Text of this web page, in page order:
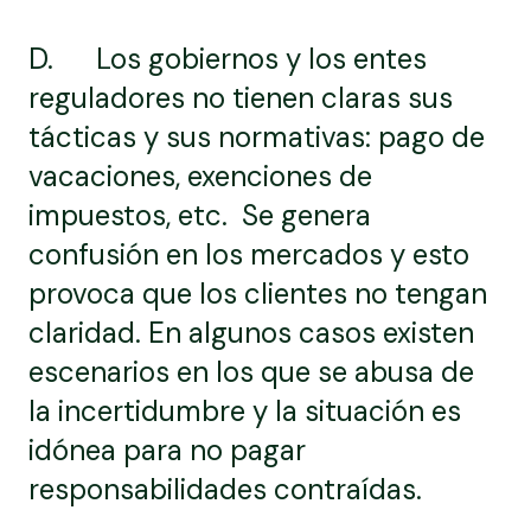
D. Los gobiernos y los entes
reguladores no tienen claras sus
tácticas y sus normativas: pago de
vacaciones, exenciones de
impuestos, etc. Se genera
confusión en los mercados y esto
provoca que los clientes no tengan
claridad. En algunos casos existen
escenarios en los que se abusa de
la incertidumbre y la situación es
idónea para no pagar
responsabilidades contraídas.